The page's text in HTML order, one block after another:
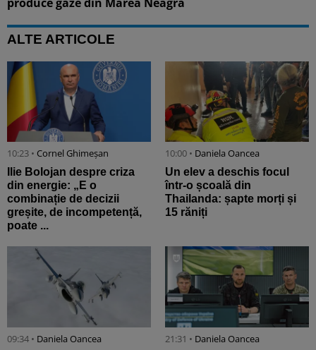
ALTE ARTICOLE
10:23 • Cornel Ghimeșan
Ilie Bolojan despre criza
din energie: „E o
combinație de decizii
greșite, de incompetență,
poate ...
10:00 • Daniela Oancea
Un elev a deschis focul
într-o școală din
Thailanda: șapte morți și
15 răniți
09:34 • Daniela Oancea 21:31 • Daniela Oancea